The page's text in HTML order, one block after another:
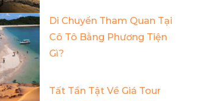
Di Chuyển Tham Quan Tại
Cô Tô Bằng Phương Tiện
Gì?
Tất Tần Tật Về Giá Tour